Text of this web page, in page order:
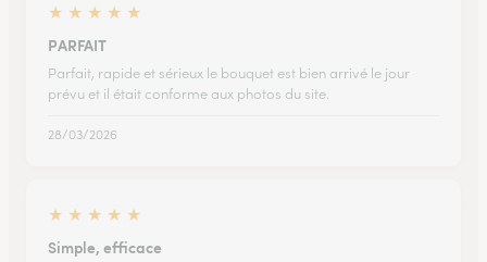
★ ★ ★ ★ ★
PARFAIT
Parfait, rapide et sérieux le bouquet est bien arrivé le jour
prévu et il était conforme aux photos du site.
28/03/2026
★ ★ ★ ★ ★
Simple, efficace